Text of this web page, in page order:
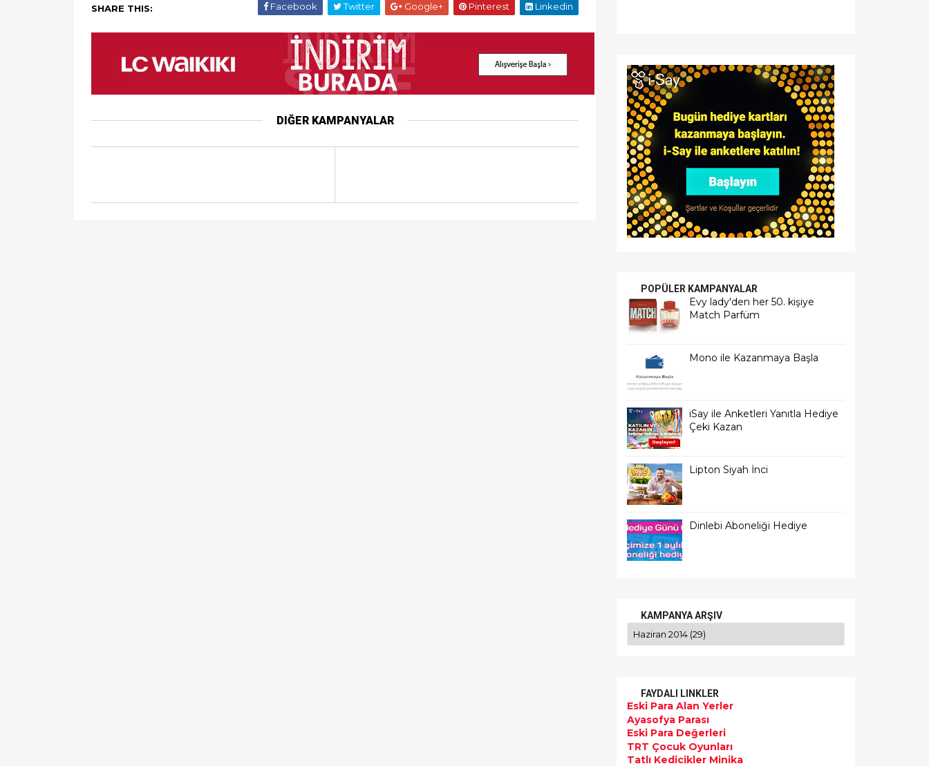
SHARE THIS: Facebook Twitter Google+ Pinterest Linkedin
DIĞER KAMPANYALAR
POPÜLER KAMPANYALAR
Evy lady'den her 50. kişiye
Match Parfüm
Mono ile Kazanmaya Başla
iSay ile Anketleri Yanıtla Hediye
Çeki Kazan
Lipton Siyah İnci
Dinlebi Aboneliği Hediye
KAMPANYA ARŞIV
FAYDALI LINKLER
Eski Para Alan Yerler
Ayasofya Parası
Eski Para Değerleri
TRT Çocuk Oyunları
Tatlı Kedicikler Minika